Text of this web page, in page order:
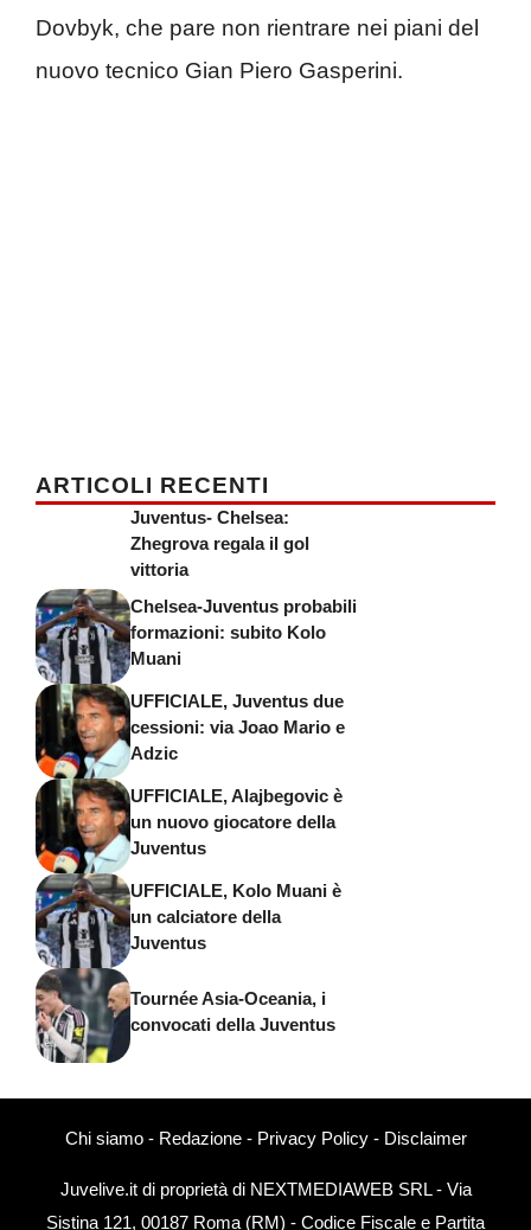
Dovbyk, che pare non rientrare nei piani del
nuovo tecnico Gian Piero Gasperini.
ARTICOLI RECENTI
Juventus- Chelsea:
Zhegrova regala il gol
vittoria
Chelsea-Juventus probabili
formazioni: subito Kolo
Muani
UFFICIALE, Juventus due
cessioni: via Joao Mario e
Adzic
UFFICIALE, Alajbegovic è
un nuovo giocatore della
Juventus
UFFICIALE, Kolo Muani è
un calciatore della
Juventus
Tournée Asia-Oceania, i
convocati della Juventus
Chi siamo- Redazione- Privacy Policy- Disclaimer
Juvelive.it di proprietà di NEXTMEDIAWEB SRL - Via
Sistina 121, 00187 Roma (RM) - Codice Fiscale e Partita